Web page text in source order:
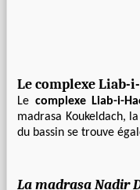
Le complexe Liab-
Le complexe Liab-i-
madrasa Koukeldach,
du bassin se trouve
La madrasa Nadir